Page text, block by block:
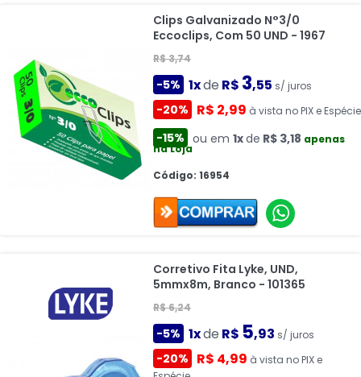
Clips Galvanizado N°3/0
Eccoclips, Com 50 UND - 1967
R$ 3,74
-5% 1xde R$ 3,55 s/ juros
-20% R$ 2,99 à vista no PIX e Espécie
-15% ou em 1xde R$ 3,18 apenas
na Loja
Código: 16954
Corretivo Fita Lyke, UND,
5mmx8m, Branco - 101365
R$ 6,24
-5% 1xde R$ 5,93 s/ juros
-20% R$ 4,99 à vista no PIX e